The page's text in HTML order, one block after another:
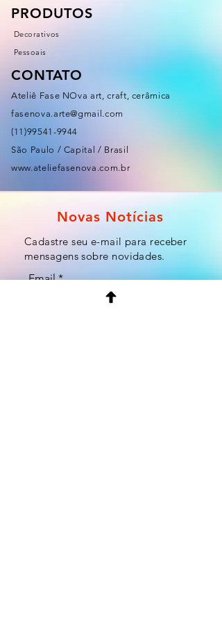
PRODUTOS
Decorativos
Pessoais
CONTATO
Ateliê Fase NOva art, craft, cerâmica
fasenova.arte@gmail.com
(11)99541-9944
São Paulo / Capital / Brasil
www.ateliefasenova.com.br
Novas Notícias
Cadastre seu e-mail para receber
mensagens sobre novidades.
Email